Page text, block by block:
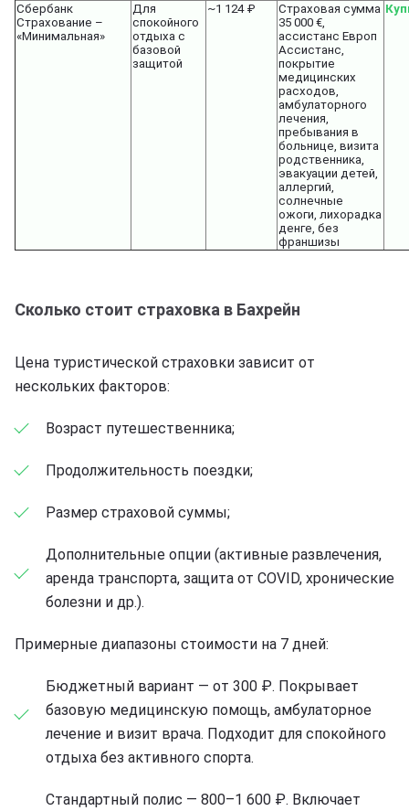
Сбербанк
Страхование –
«Минимальная»
Для
спокойного
отдыха с
базовой
защитой
~1 124 ₽
Страховая сумма
35 000 €,
ассистанс Европ
Ассистанс,
покрытие
медицинских
расходов,
амбулаторного
лечения,
пребывания в
больнице, визита
родственника,
эвакуации детей,
аллергий,
солнечные
ожоги, лихорадка
денге, без
франшизы
Сколько стоит страховка в Бахрейн
Цена туристической страховки зависит от
нескольких факторов:
Возраст путешественника;
Продолжительность поездки;
Размер страховой суммы;
Дополнительные опции (активные развлечения,
аренда транспорта, защита от COVID, хронические
болезни и др.).
Примерные диапазоны стоимости на 7 дней:
Бюджетный вариант — от 300 ₽. Покрывает
базовую медицинскую помощь, амбулаторное
лечение и визит врача. Подходит для спокойного
отдыха без активного спорта.
Стандартный полис — 800–1 600 ₽. Включает